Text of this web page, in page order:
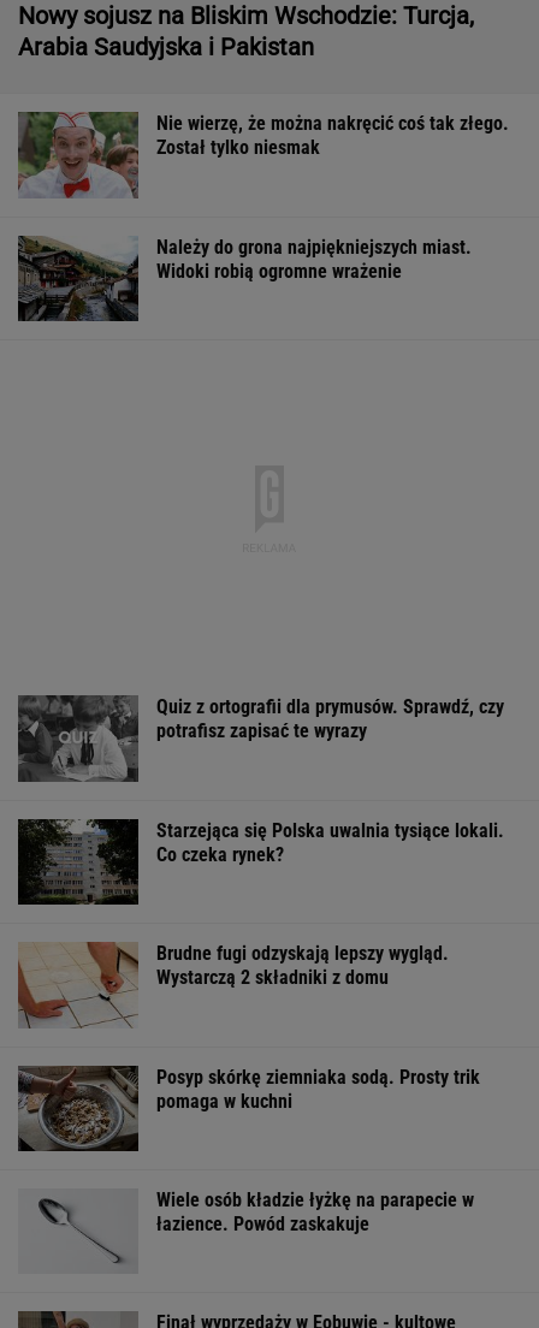
Nowy sojusz na Bliskim Wschodzie: Turcja,
Arabia Saudyjska i Pakistan
Nie wierzę, że można nakręcić coś tak złego.
Został tylko niesmak
Należy do grona najpiękniejszych miast.
Widoki robią ogromne wrażenie
Quiz z ortografii dla prymusów. Sprawdź, czy
potrafisz zapisać te wyrazy
Starzejąca się Polska uwalnia tysiące lokali.
Co czeka rynek?
Brudne fugi odzyskają lepszy wygląd.
Wystarczą 2 składniki z domu
Posyp skórkę ziemniaka sodą. Prosty trik
pomaga w kuchni
Wiele osób kładzie łyżkę na parapecie w
łazience. Powód zaskakuje
Finał wyprzedaży w Eobuwie - kultowe